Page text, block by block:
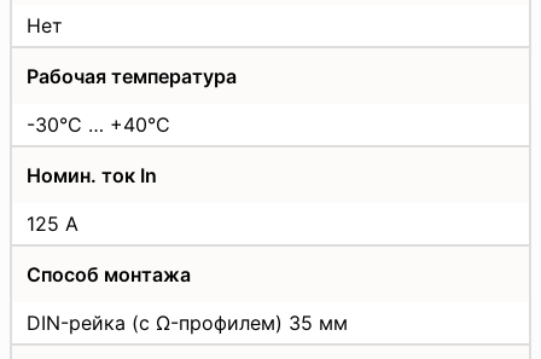
Нет
Рабочая температура
-30°C … +40°C
Номин. ток In
125 А
Способ монтажа
DIN-рейка (с Ω-профилем) 35 мм